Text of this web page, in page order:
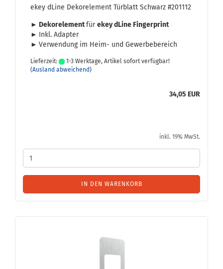
ekey dLine De­kor­ele­ment Tür­blatt Schwarz #201112
► De­kor­ele­mentfürekey dLine Fin­ger­print
► Inkl. Ad­ap­ter
► Ver­wen­dung im Heim- und Ge­wer­be­be­reich
Lieferzeit:
1-3 Werktage, Artikel sofort verfügbar!
(Ausland abweichend)
34,05 EUR
inkl. 19% MwSt.
IN DEN WARENKORB